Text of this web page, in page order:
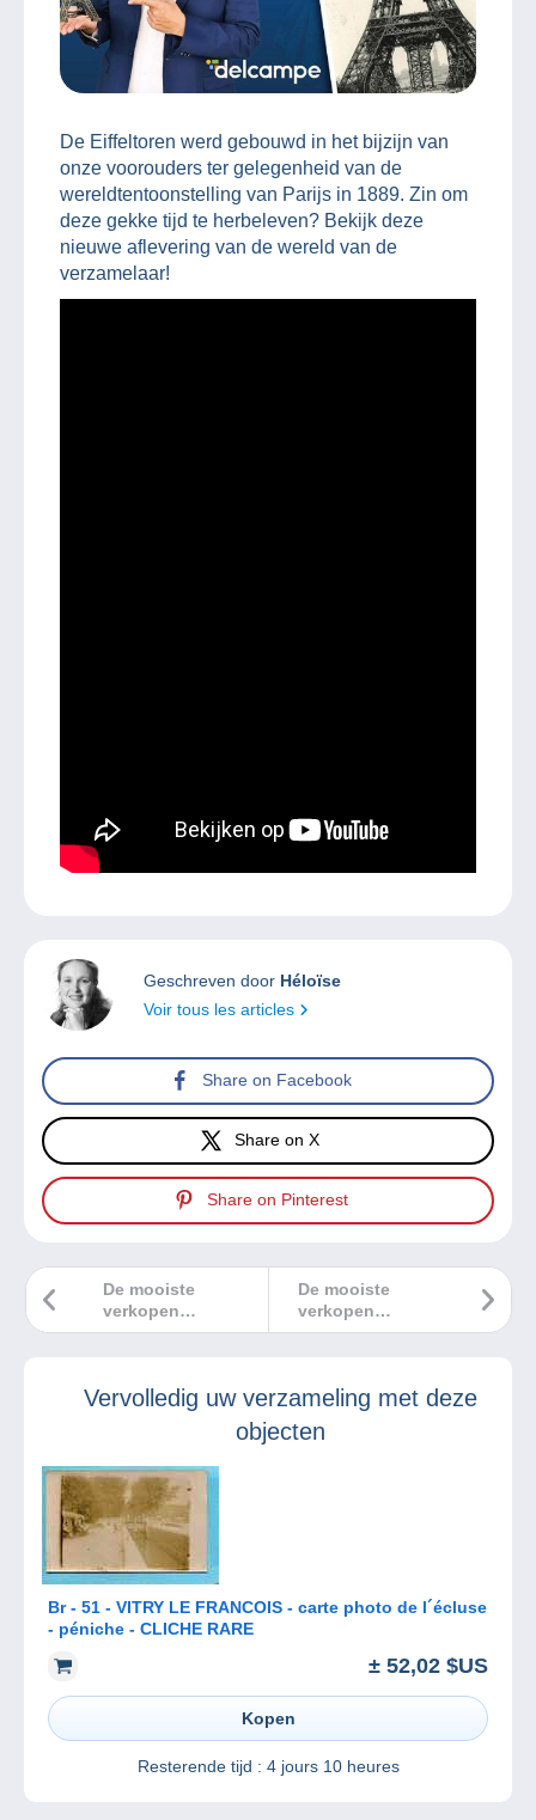
De Eiffeltoren werd gebouwd in het bijzijn van
onze voorouders ter gelegenheid van de
wereldtentoonstelling van Parijs in 1889. Zin om
deze gekke tijd te herbeleven? Bekijk deze
nieuwe aflevering van de wereld van de
verzamelaar!
Geschreven door Héloïse
Voir tous les articles
Share on Facebook
Share on X
Share on Pinterest
De mooiste
verkopen
Delcampe maart
De mooiste
verkopen
Delcampe april
Vervolledig uw verzameling met deze
objecten
Br - 51 - VITRY LE FRANCOIS - carte photo de l´écluse
- péniche - CLICHE RARE
± 52,02 $US
Kopen
Resterende tijd : 4 jours 10 heures